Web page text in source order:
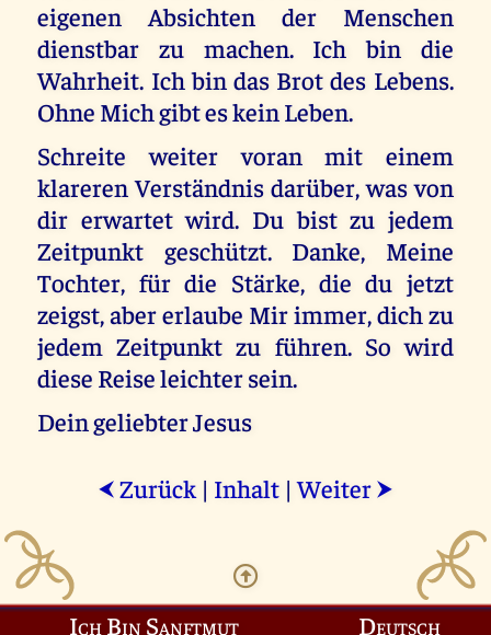
eigenen Absichten der Menschen
dienstbar zu machen. Ich bin die
Wahrheit. Ich bin das Brot des Lebens.
Ohne Mich gibt es kein Leben.
Schreite weiter voran mit einem
klareren Verständnis darüber, was von
dir erwartet wird. Du bist zu jedem
Zeitpunkt geschützt. Danke, Meine
Tochter, für die Stärke, die du jetzt
zeigst, aber erlaube Mir immer, dich zu
jedem Zeitpunkt zu führen. So wird
diese Reise leichter sein.
Dein geliebter Jesus
⮜ Zurück | Inhalt |Weiter ⮞
Ich Bin Sanftmut Deutsch